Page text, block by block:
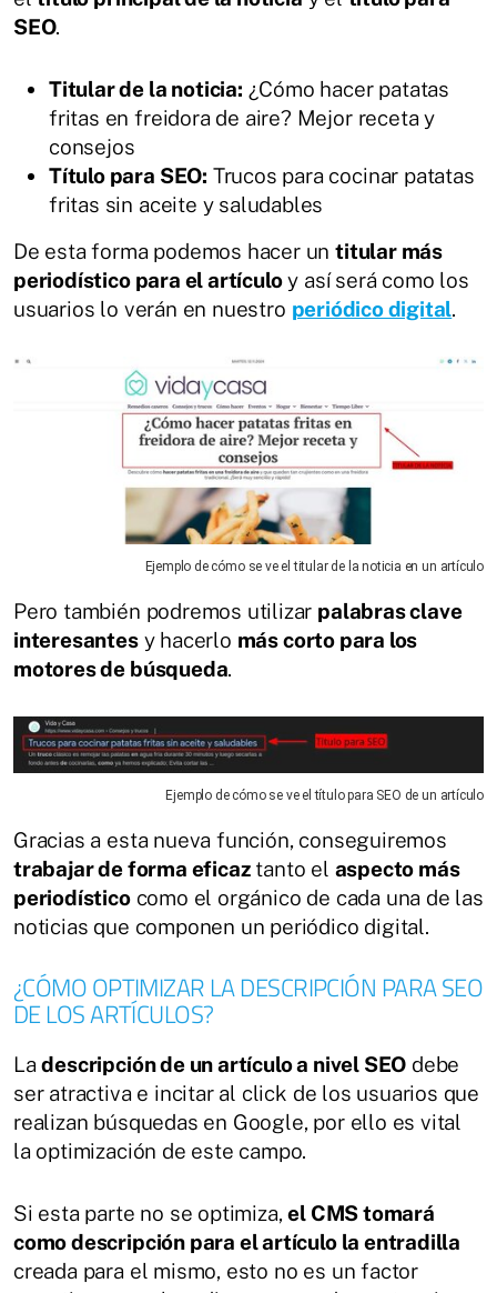
SEO.
Titular de la noticia: ¿Cómo hacer patatas
fritas en freidora de aire? Mejor receta y
consejos
Título para SEO: Trucos para cocinar patatas
fritas sin aceite y saludables
De esta forma podemos hacer untitular más
periodístico para el artículoy así será como los
usuarios lo verán en nuestro periódico digital.
Ejemplo de cómo se ve el titular de la noticia en un artículo
Pero también podremos utilizar palabras clave
interesantesy hacerlo más corto para los
motores de búsqueda.
Ejemplo de cómo se ve el título para SEO de un artículo
Gracias a esta nueva función, conseguiremos
trabajar de forma eficaztanto el aspecto más
periodísticocomo el orgánico de cada una de las
noticias que componen un periódico digital.
¿CÓMO OPTIMIZAR LA DESCRIPCIÓN PARA SEO
DE LOS ARTÍCULOS?
Ladescripción de un artículo a nivel SEO debe
ser atractiva e incitar al click de los usuarios que
realizan búsquedas en Google, por ello es vital
la optimización de este campo.
Si esta parte no se optimiza,el CMS tomará
como descripción para el artículo la entradilla
creada para el mismo, esto no es un factor